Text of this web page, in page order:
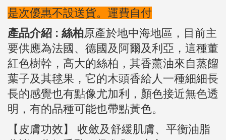
是次優惠不設送貨。運費自付
產品介紹 : 絲柏原產於地中海地區，目前主
要供應為法國、德國及阿爾及利亞，這種董
紅色樹幹，高大的絲柏，其香薰油來自蒸餾
葉子及其毬果，它的木頭香給人一種細細長
長的感覺也有點像尤加利，顏色接近無色透
明，有的品種可能也帶點黃色。
【皮膚功效】 收斂及舒緩肌膚、平衡油脂